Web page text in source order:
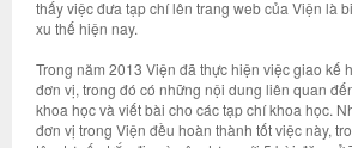
thấy việc đưa tạp chí lên trang web của Viện là
xu thế hiện nay.
Trong năm 2013 Viện đã thực hiện việc giao kế
đơn vị, trong đó có những nội dung liên quan
khoa học và viết bài cho các tạp chí khoa học.
đơn vị trong Viện đều hoàn thành tốt việc này,